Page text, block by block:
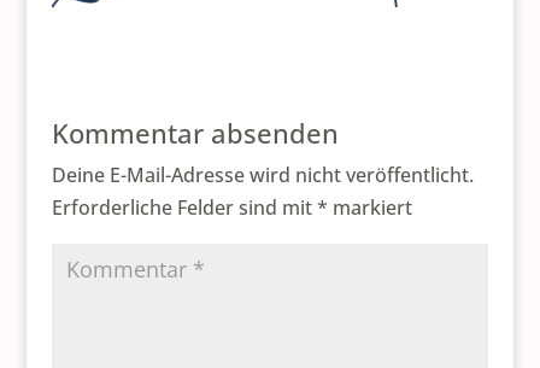
Kommentar absenden
Deine E-Mail-Adresse wird nicht veröffentlicht.
Erforderliche Felder sind mit* markiert